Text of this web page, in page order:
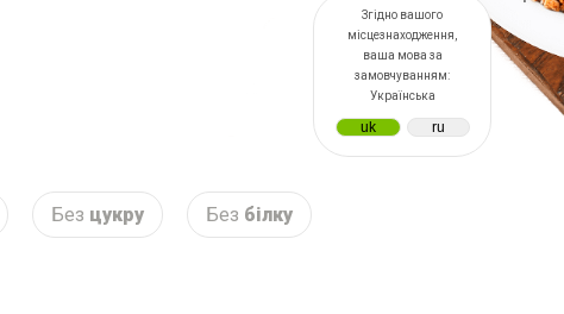
Згідно вашого
місцезнаходження,
ваша мова за
замовчуванням:
Українська
Без цукру Без білку